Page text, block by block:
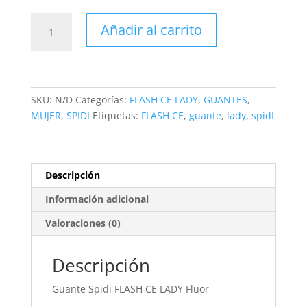
Spidi
Fluor
cantidad
Añadir al carrito
SKU: N/D Categorías: FLASH CE LADY, GUANTES,
MUJER, SPIDI Etiquetas: FLASH CE, guante, lady, spidI
Descripción
Información adicional
Valoraciones (0)
Descripción
Guante Spidi FLASH CE LADY Fluor